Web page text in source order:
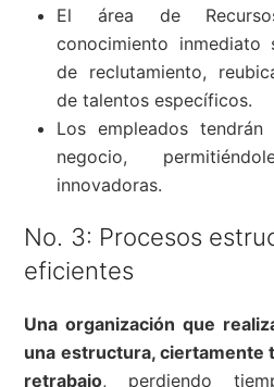
El área de
conocimiento inmediato
de reclutamiento,
de talentos específicos.
Los empleados
negocio,
innovadoras.
No. 3: Procesos
eficientes
Una organización que
una estructura, ciertamente
retrabajo, perdiendo